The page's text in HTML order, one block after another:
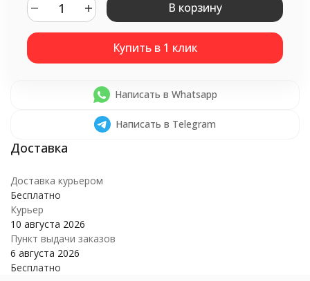
В корзину
Написать в Whatsapp
Написать в Telegram
Доставка курьером
Бесплатно
Курьер
10 августа 2026
Пункт выдачи заказов
6 августа 2026
Бесплатно